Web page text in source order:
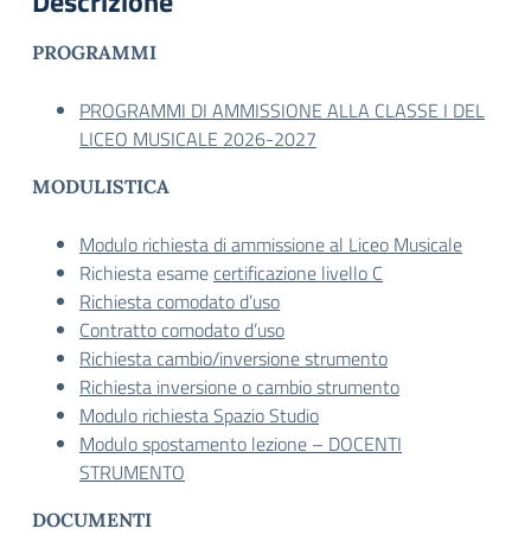
PROGRAMMI
PROGRAMMI DI AMMISSIONE ALLA CLASSE I DEL
LICEO MUSICALE 2026-2027
MODULISTICA
Modulo richiesta di ammissione al Liceo Musicale
Richiesta esame certificazione livello C
Richiesta comodato d’uso
Contratto comodato d’uso
Richiesta cambio/inversione strumento
Richiesta inversione o cambio strumento
Modulo richiesta Spazio Studio
Modulo spostamento lezione – DOCENTI
STRUMENTO
DOCUMENTI